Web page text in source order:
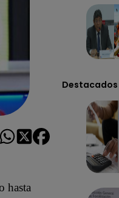
hasta
Destacados